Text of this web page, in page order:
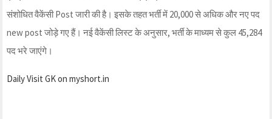
संशोधित वैकेंसी Post जारी की है। इसके तहत भर्ती में 20,000 से अधिक और नए पद
new post जोड़े गए हैं। नई वैकेंसी लिस्ट के अनुसार, भर्ती के माध्यम से कुल 45,284
पद भरे जाएंगे।
Daily Visit GK on myshort.in